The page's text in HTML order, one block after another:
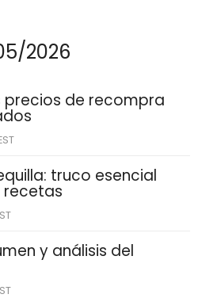
2026
de recompra
truco esencial
y análisis del